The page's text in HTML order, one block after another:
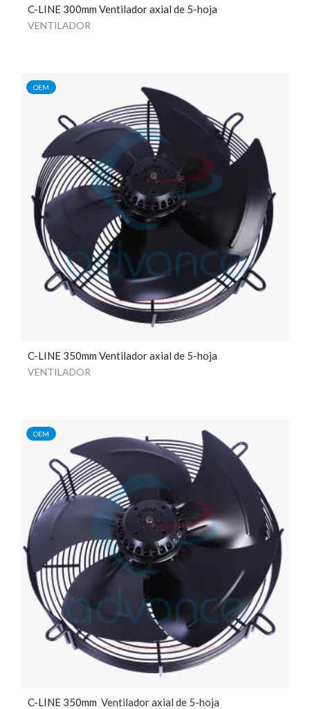
C-LINE 300mm Ventilador axial de 5-hoja
VENTILADOR
OEM
C-LINE 350mm Ventilador axial de 5-hoja
VENTILADOR
OEM
C-LINE 350mm Ventilador axial de 5-hoja